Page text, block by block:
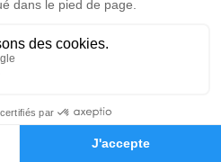
Hommages
à 15h45
de Loire-Authion
Actiparc